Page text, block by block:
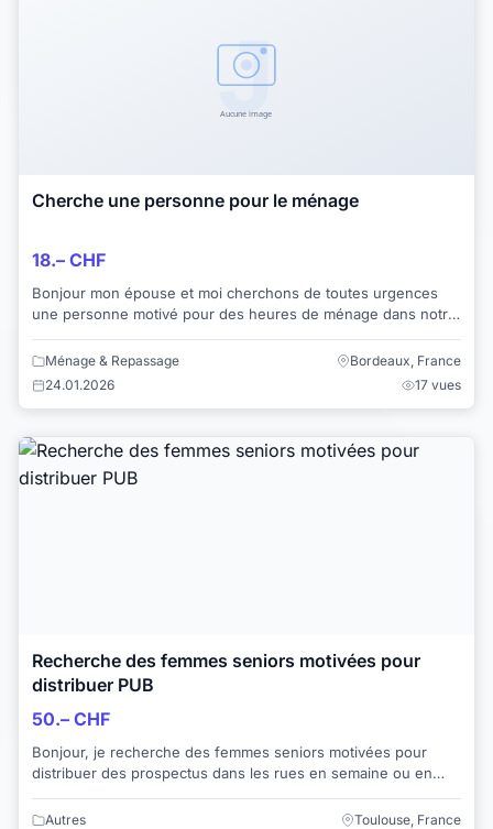
Cherche une personne pour le ménage
18.– CHF
Bonjour mon épouse et moi cherchons de toutes urgences
une personne motivé pour des heures de ménage dans notre
Ménage & Repassage
Bordeaux, France
24.01.2026
17 vues
Recherche des femmes seniors motivées pour
distribuer PUB
50.– CHF
Bonjour, je recherche des femmes seniors motivées pour
distribuer des prospectus dans les rues en semaine ou en
week-end en Haute - Garonne ou en Haut...
Autres
Toulouse, France